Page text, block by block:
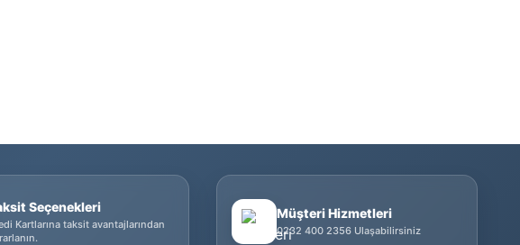
Seçenekleri
Kartlarına taksit avantajlarından
Müşteri Hizmetleri
0232 400 2356 Ulaşabilirsiniz